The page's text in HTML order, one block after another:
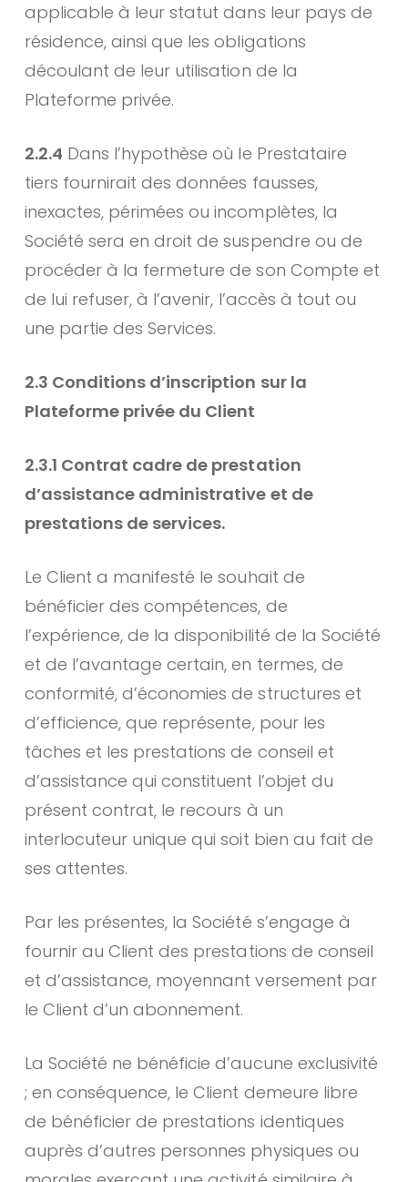
applicable à leur statut dans leur pays de
résidence, ainsi que les obligations
découlant de leur utilisation de la
Plateforme privée.
2.2.4 Dans l’hypothèse où le Prestataire
tiers fournirait des données fausses,
inexactes, périmées ou incomplètes, la
Société sera en droit de suspendre ou de
procéder à la fermeture de son Compte et
de lui refuser, à l’avenir, l’accès à tout ou
une partie des Services.
2.3 Conditions d’inscription sur la
Plateforme privée du Client
2.3.1 Contrat cadre de prestation
d’assistance administrative et de
prestations de services.
Le Client a manifesté le souhait de
bénéficier des compétences, de
l’expérience, de la disponibilité de la Société
et de l’avantage certain, en termes, de
conformité, d’économies de structures et
d’efficience, que représente, pour les
tâches et les prestations de conseil et
d’assistance qui constituent l’objet du
présent contrat, le recours à un
interlocuteur unique qui soit bien au fait de
ses attentes.
Par les présentes, la Société s’engage à
fournir au Client des prestations de conseil
et d’assistance, moyennant versement par
le Client d’un abonnement.
La Société ne bénéficie d’aucune exclusivité
; en conséquence, le Client demeure libre
de bénéficier de prestations identiques
auprès d’autres personnes physiques ou